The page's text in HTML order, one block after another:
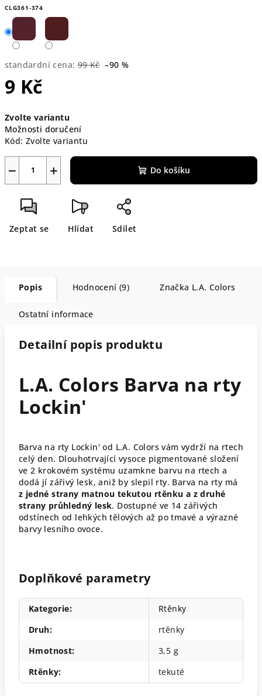
CLG361-374
standardní cena: 99 Kč –90 %
9 Kč
cena:
Zvolte variantu
Možnosti doručení
Kód: Zvolte variantu
+
− Do košíku
Zeptat se Hlídat Sdílet
Popis Hodnocení (9) Značka L.A. Colors
Ostatní informace
Detailní popis produktu
L.A. Colors Barva na rty
Lockin'
Barva na rty Lockin' od L.A. Colors vám vydrží na rtech
celý den. Dlouhotrvající vysoce pigmentované složení
ve 2 krokovém systému uzamkne barvu na rtech a
dodá jí zářivý lesk, aniž by slepil rty. Barva na rty má
z jedné strany matnou tekutou rtěnku a z druhé
strany průhledný lesk. Dostupné ve 14 zářivých
odstínech od lehkých tělových až po tmavé a výrazné
barvy lesního ovoce.
Doplňkové parametry
Kategorie:
Rtěnky
Druh:
rtěnky
Hmotnost:
3,5 g
Rtěnky: tekuté